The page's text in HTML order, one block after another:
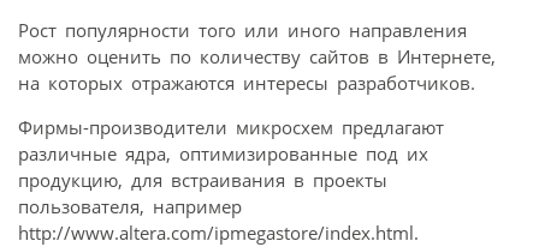
Рост популярности того или иного направления
можно оценить по количеству сайтов в Интернете,
на которых отражаются интересы разработчиков.
Фирмы-производители микросхем предлагают
различные ядра, оптимизированные под их
продукцию, для встраивания в проекты
пользователя, например
http://www.altera.com/ipmegastore/index.html.